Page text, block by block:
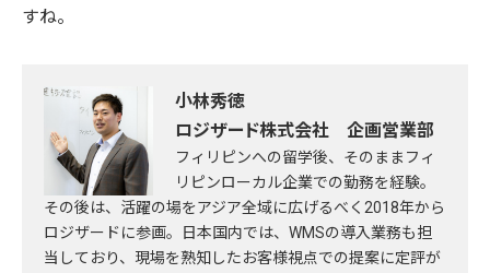
すね。
小林秀徳
ロジザード株式会社 企画営業部
フィリピンへの留学後、そのままフィ
リピンローカル企業での勤務を経験。
その後は、活躍の場をアジア全域に広げるべく2018年から
ロジザードに参画。日本国内では、WMSの導入業務も担
当しており、現場を熟知したお客様視点での提案に定評が